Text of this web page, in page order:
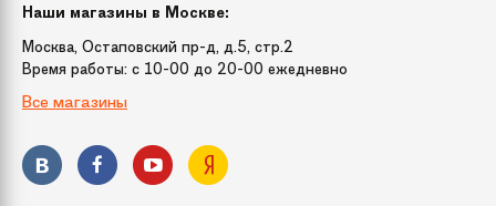
Наши магазины в Москве:
Москва, Остаповский пр-д, д.5, стр.2
Время работы: c 10-00 до 20-00 ежедневно
Все магазины